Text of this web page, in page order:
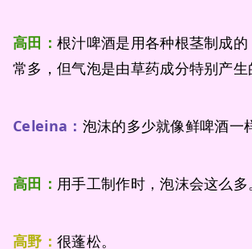
高田： 根汁啤酒是用各种根茎制成
常多，但气泡是由草药成分特别产生
Celeina： 泡沫的多少就像鲜啤酒一
高田： 用手工制作时，泡沫会这么多
高野： 很蓬松。